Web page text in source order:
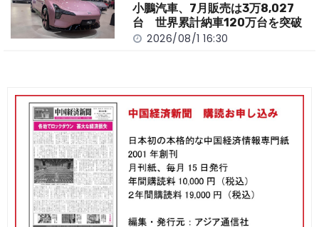
小鵬汽車、7月販売は3万8,027
台 世界累計納車120万台を突破
2026/08/1 16:30